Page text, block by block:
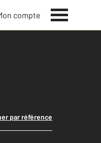
compte
par référence